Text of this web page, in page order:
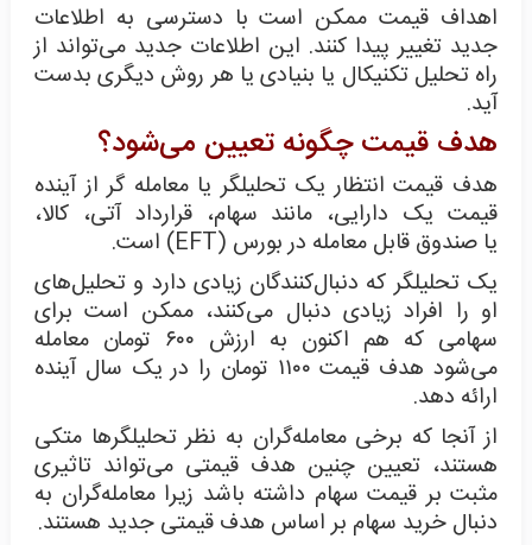
اهداف قیمت ممکن است با دسترسی به اطلاعات
جدید تغییر پیدا کنند. این اطلاعات جدید می‌تواند از
راه تحلیل تکنیکال یا بنیادی یا هر روش دیگری بدست
آید.
هدف قیمت چگونه تعیین می‌شود؟
هدف قیمت انتظار یک تحلیلگر یا معامله گر از آینده
قیمت یک دارایی، مانند سهام، قرارداد آتی، کالا،
یا صندوق قابل معامله در بورس (EFT) است.
یک تحلیلگر که دنبال‌کنندگان زیادی دارد و تحلیل‌های
او را افراد زیادی دنبال می‌کنند، ممکن است برای
سهامی که هم اکنون به ارزش ۶۰۰ تومان معامله
می‌شود هدف قیمت ۱۱۰۰ تومان را در یک سال آینده
ارائه دهد.
از آنجا که برخی معامله‌گران به نظر تحلیلگرها متکی
هستند، تعیین چنین هدف قیمتی می‌تواند تاثیری
مثبت بر قیمت سهام داشته باشد زیرا معامله‌گران به
دنبال خرید سهام بر اساس هدف قیمتی جدید هستند.